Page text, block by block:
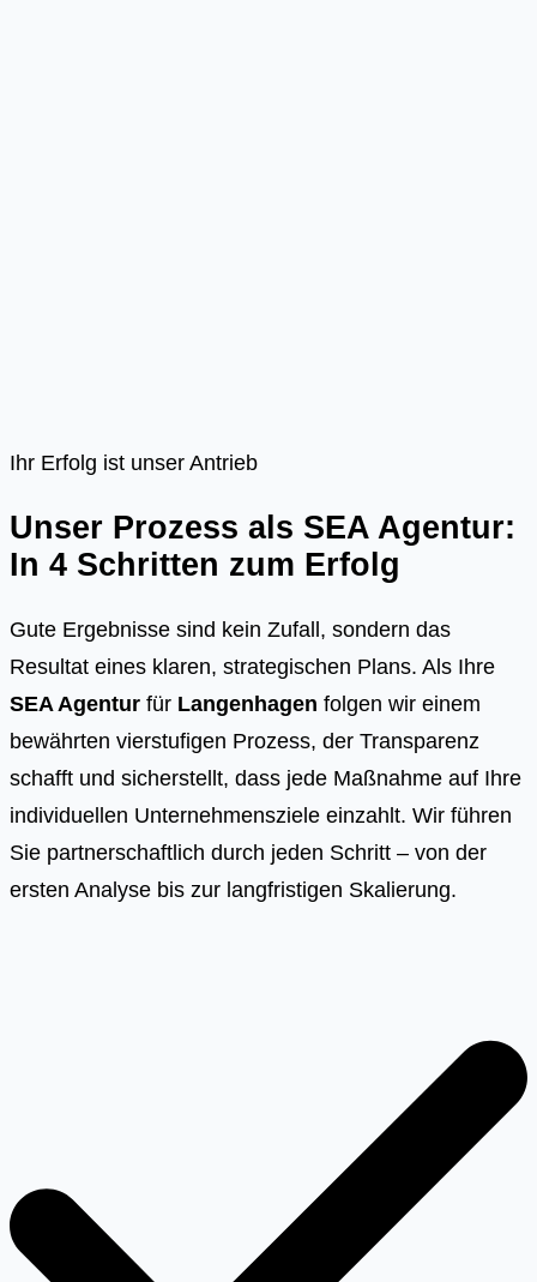
Ihr Erfolg ist unser Antrieb
Unser Prozess als SEA Agentur:
In 4 Schritten zum Erfolg
Gute Ergebnisse sind kein Zufall, sondern das
Resultat eines klaren, strategischen Plans. Als Ihre
SEA Agentur für Langenhagen folgen wir einem
bewährten vierstufigen Prozess, der Transparenz
schafft und sicherstellt, dass jede Maßnahme auf Ihre
individuellen Unternehmensziele einzahlt. Wir führen
Sie partnerschaftlich durch jeden Schritt – von der
ersten Analyse bis zur langfristigen Skalierung.